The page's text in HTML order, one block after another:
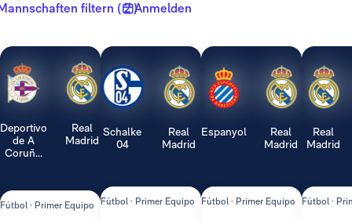
filtern ( 2 )Anmelden
Deportivo
de A
Coruñ...
Real
Madrid
Fútbol · Primer Equipo
Schalke
04
Real
Madrid
Fútbol · Primer Equipo
Espanyol
Real
Madrid
Fútbol · Primer Equipo
Real
Madrid
Fútbol ·